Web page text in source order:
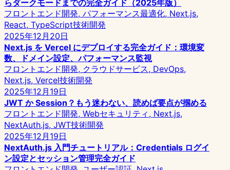
らダークモードまでの完全ガイド（2025年版）
フロントエンド開発, パフォーマンス最適化, Next.js,
React, TypeScript技術開発
2025年12月20日
Next.js を Vercel にデプロイする完全ガイド：環境変
数、ドメイン設定、パフォーマンス監視
フロントエンド開発, クラウドサービス, DevOps,
Next.js, Vercel技術開発
2025年12月19日
JWT か Session？もう迷わない、読めば要点が掴める
フロントエンド開発, Webセキュリティ, Next.js,
NextAuth.js, JWT技術開発
2025年12月19日
NextAuth.js 入門チュートリアル：Credentials ログイ
ン設定とセッション管理完全ガイド